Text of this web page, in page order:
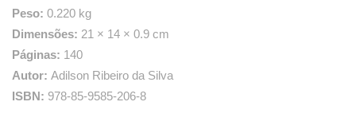
Peso: 0.220 kg
Dimensões: 21 × 14 × 0.9 cm
Páginas: 140
Autor: Adilson Ribeiro da Silva
ISBN: 978-85-9585-206-8